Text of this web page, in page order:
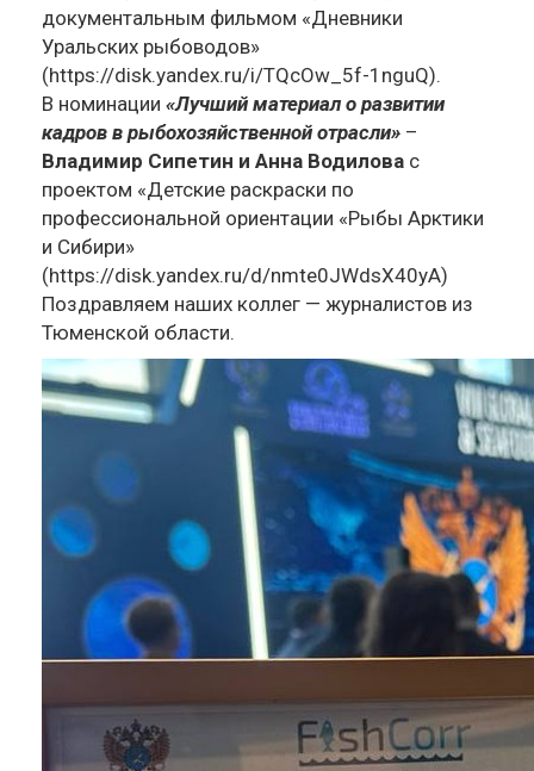
документальным фильмом «Дневники
Уральских рыбоводов»
(https://disk.yandex.ru/i/TQcOw_5f-1nguQ).
В номинации «Лучший материал о развитии
кадров в рыбохозяйственной отрасли» –
Владимир Сипетин и Анна Водилова с
проектом «Детские раскраски по
профессиональной ориентации «Рыбы Арктики
и Сибири»
(https://disk.yandex.ru/d/nmte0JWdsX40yA)
Поздравляем наших коллег — журналистов из
Тюменской области.